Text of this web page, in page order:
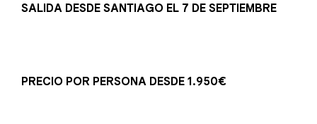
SALIDA DESDE SANTIAGO EL 7 DE SEPTIEMBRE
PRECIO POR PERSONA DESDE 1.950€